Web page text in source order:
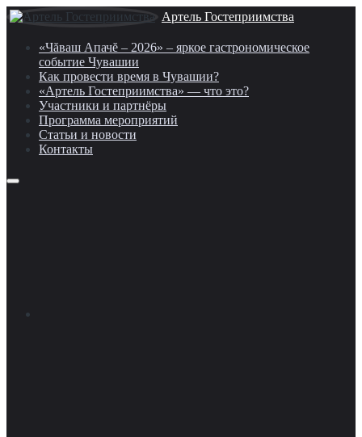
Артель Гостеприимства
«Чăваш Апачĕ – 2026» – яркое гастрономическое
событие Чувашии
Как провести время в Чувашии?
«Артель Гостеприимства» — что это?
Участники и партнёры
Программа мероприятий
Статьи и новости
Контакты